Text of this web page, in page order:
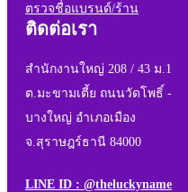
ตรวจชื่อแบรนด์/ร้าน
ติดต่อเรา
สำนักงานใหญ่ 208 / 43 ม.1
ต.มะขามเตี้ย ถนนวัดโพธิ์ -
บางใหญ่ อำเภอเมือง
จ.สุราษฎร์ธานี 84000
LINE ID : @theluckyname